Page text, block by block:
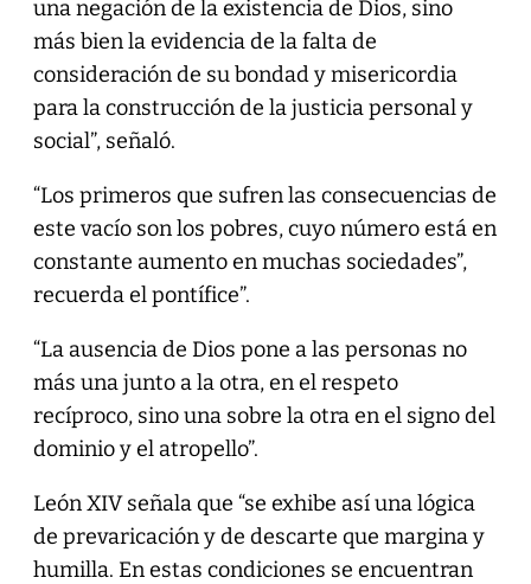
una negación de la existencia de Dios, sino
más bien la evidencia de la falta de
consideración de su bondad y misericordia
para la construcción de la justicia personal y
social”, señaló.
“Los primeros que sufren las consecuencias de
este vacío son los pobres, cuyo número está en
constante aumento en muchas sociedades”,
recuerda el pontífice”.
“La ausencia de Dios pone a las personas no
más una junto a la otra, en el respeto
recíproco, sino una sobre la otra en el signo del
dominio y el atropello”.
León XIV señala que “se exhibe así una lógica
de prevaricación y de descarte que margina y
humilla. En estas condiciones se encuentran